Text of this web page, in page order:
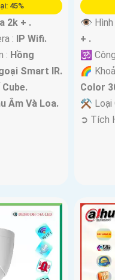
45%
2k + .
: IP Wifi.
: Hồng
Smart IR.
Cube.
Âm Và Loa.
👁 Hình
+ .
🕉️
🌈
Color
⚒ Loại
️➲ Tích